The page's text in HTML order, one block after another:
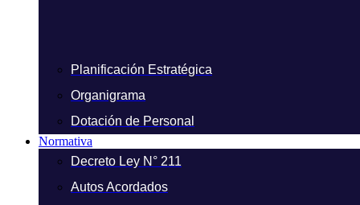
Planificación Estratégica
Organigrama
Dotación de Personal
Normativa
Decreto Ley N° 211
Autos Acordados